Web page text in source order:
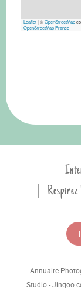
Leaflet|©OpenStreetMap
OpenStreetMap France
Annuaire-
Studio -